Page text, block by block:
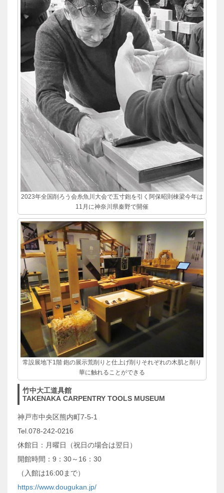
2023年全国削ろう会糸魚川大会で五寸鉋を引く阿保昭則棟梁今年は
11月に神奈川県秦野で開催
常設展地下1階 鉋の展示荒削りと仕上げ削りそれぞれの木肌と削り
華に触れることができる
竹中大工道具館
TAKENAKA CARPENTRY TOOLS MUSEUM
神戸市中央区熊内町7-5-1
Tel.078-242-0216
休館日：月曜日（祝日の場合は翌日）
開館時間：9：30～16：30
（入館は16:00まで）
https://www.dougukan.jp/